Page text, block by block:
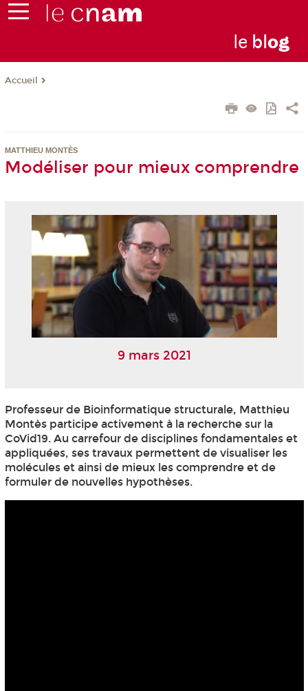
le blog
Accueil
MATTHIEU MONTÈS
Modéliser pour mieux comprendre
9 mars 2021
Professeur de Bioinformatique structurale, Matthieu
Montès participe activement à la recherche sur la
CoVid19. Au carrefour de disciplines fondamentales et
appliquées, ses travaux permettent de visualiser les
molécules et ainsi de mieux les comprendre et de
formuler de nouvelles hypothèses.